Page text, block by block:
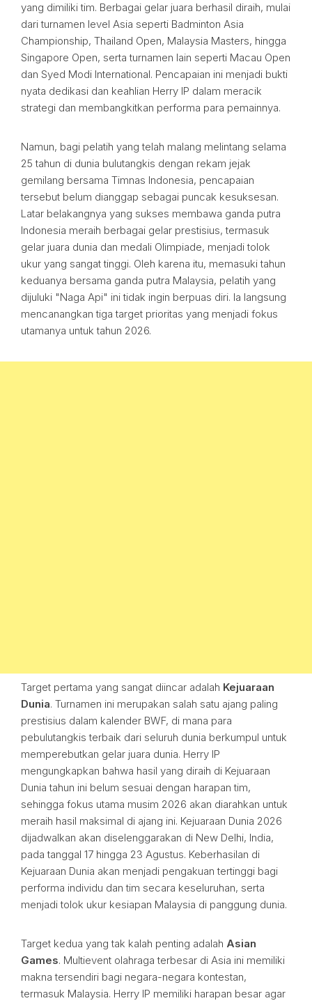
yang dimiliki tim. Berbagai gelar juara berhasil diraih, mulai
dari turnamen level Asia seperti Badminton Asia
Championship, Thailand Open, Malaysia Masters, hingga
Singapore Open, serta turnamen lain seperti Macau Open
dan Syed Modi International. Pencapaian ini menjadi bukti
nyata dedikasi dan keahlian Herry IP dalam meracik
strategi dan membangkitkan performa para pemainnya.
Namun, bagi pelatih yang telah malang melintang selama
25 tahun di dunia bulutangkis dengan rekam jejak
gemilang bersama Timnas Indonesia, pencapaian
tersebut belum dianggap sebagai puncak kesuksesan.
Latar belakangnya yang sukses membawa ganda putra
Indonesia meraih berbagai gelar prestisius, termasuk
gelar juara dunia dan medali Olimpiade, menjadi tolok
ukur yang sangat tinggi. Oleh karena itu, memasuki tahun
keduanya bersama ganda putra Malaysia, pelatih yang
dijuluki "Naga Api" ini tidak ingin berpuas diri. Ia langsung
mencanangkan tiga target prioritas yang menjadi fokus
utamanya untuk tahun 2026.
Target pertama yang sangat diincar adalah Kejuaraan
Dunia. Turnamen ini merupakan salah satu ajang paling
prestisius dalam kalender BWF, di mana para
pebulutangkis terbaik dari seluruh dunia berkumpul untuk
memperebutkan gelar juara dunia. Herry IP
mengungkapkan bahwa hasil yang diraih di Kejuaraan
Dunia tahun ini belum sesuai dengan harapan tim,
sehingga fokus utama musim 2026 akan diarahkan untuk
meraih hasil maksimal di ajang ini. Kejuaraan Dunia 2026
dijadwalkan akan diselenggarakan di New Delhi, India,
pada tanggal 17 hingga 23 Agustus. Keberhasilan di
Kejuaraan Dunia akan menjadi pengakuan tertinggi bagi
performa individu dan tim secara keseluruhan, serta
menjadi tolok ukur kesiapan Malaysia di panggung dunia.
Target kedua yang tak kalah penting adalah Asian
Games. Multievent olahraga terbesar di Asia ini memiliki
makna tersendiri bagi negara-negara kontestan,
termasuk Malaysia. Herry IP memiliki harapan besar agar